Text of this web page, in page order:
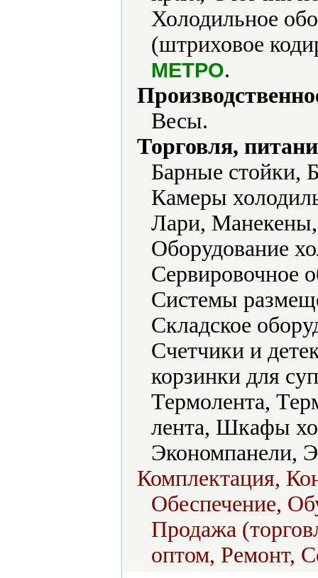
Холодильное
(штриховое
МЕТРО.
Весы.
Торговля,
Барные стойки,
Камеры
Лари,
Оборудование
Сервировочное
Системы
Складское
Счетчики и
корзинки для
Термолента,
лента, Шкафы
Экономпанели,
Комплектация,
Обеспечение,
Продажа
оптом, Ремонт,